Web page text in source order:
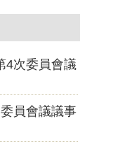
4次委員會議
員會議議事